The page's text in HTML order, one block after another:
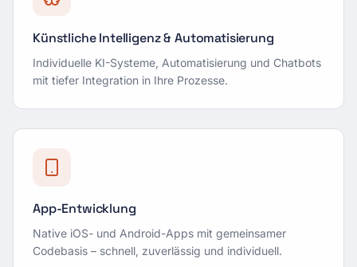
Künstliche Intelligenz & Automatisierung
Individuelle KI-Systeme, Automatisierung und Chatbots
mit tiefer Integration in Ihre Prozesse.
App-Entwicklung
Native iOS- und Android-Apps mit gemeinsamer
Codebasis – schnell, zuverlässig und individuell.